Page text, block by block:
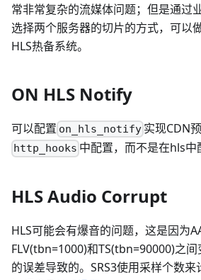
常非常复杂的流媒体问题；但是通过
选择两个服务器的切片的方式，可以
HLS热备系统。
ON HLS Notify
可以配置 on_hls_notify 实现CDN
http_hooks 中配置，而不是在hls中
HLS Audio Corrupt
HLS可能会有爆音的问题，这是因为
FLV(tbn=1000)和TS(tbn=90000)之
的误差导致的。SRS3使用采样个数来